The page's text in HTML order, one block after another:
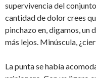
supervivencia del
cantidad de dolor crees
pinchazo en, digamos, un
más lejos. Minúscula,
La punta se había